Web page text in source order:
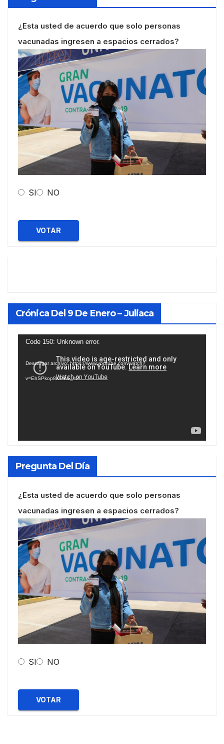
¿Esta usted de acuerdo que solo personas
vacunadas ingresen a espacios cerrados?
SI NO
VOTAR
Crónica Del 9 De Enero – Juliaca
Reproductor
vídeo
Code 150: Unknown error.
Descargar archivo: https://www.youtube.com/watch?
v=EhSPkop8KPY&_=2
Pregunta Del Día
¿Esta usted de acuerdo que solo personas
vacunadas ingresen a espacios cerrados?
SI NO
VOTAR